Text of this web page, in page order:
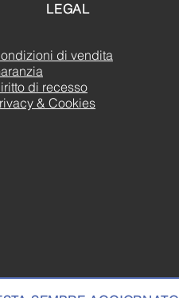
LEGAL
di vendita
di recesso
& Cookies